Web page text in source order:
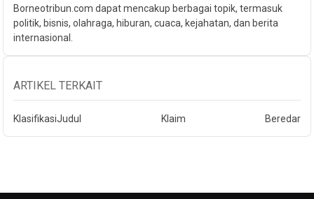
Borneotribun.com dapat mencakup berbagai topik, termasuk
politik, bisnis, olahraga, hiburan, cuaca, kejahatan, dan berita
internasional.
ARTIKEL TERKAIT
KlasifikasiJudul Klaim Beredar